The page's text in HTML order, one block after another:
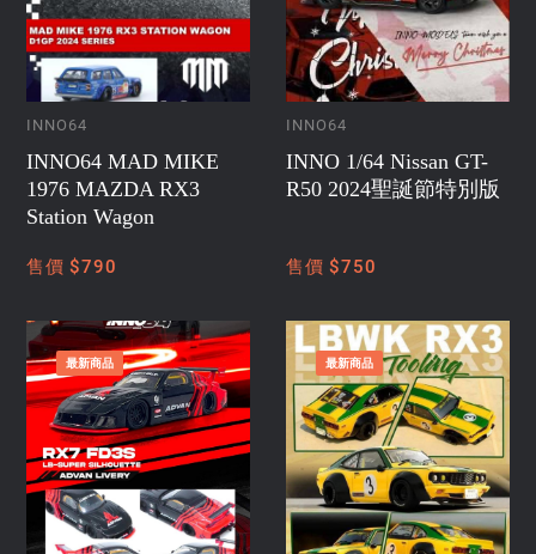
INNO64
INNO64 MAD MIKE
1976 MAZDA RX3
Station Wagon
售價 $790
INNO64
INNO 1/64 Nissan GT-
R50 2024聖誕節特別版
售價 $750
最新商品 最新商品